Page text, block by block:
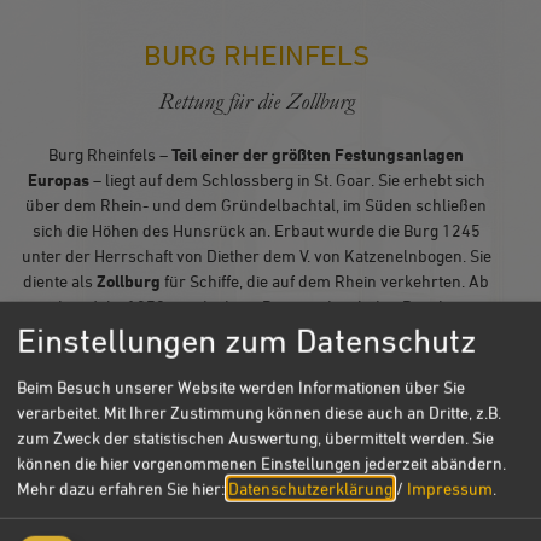
BURG RHEINFELS
Rettung für die Zollburg
Burg Rheinfels –Teil einer der größten Festungsanlagen
Europas– liegt auf dem Schlossberg in St. Goar. Sie erhebt sich
über dem Rhein- und dem Gründelbachtal, im Süden schließen
sich die Höhen des Hunsrück an. Erbaut wurde die Burg 1245
unter der Herrschaft von Diether dem V. von Katzenelnbogen. Sie
diente als Zollburg für Schiffe, die auf dem Rhein verkehrten. Ab
dem Jahr 1370 wurde diese Position durch den Bau der
gegenüberliegenden Burg Neukatzenelnbogen noch verstärkt.
Bis ins 17. Jahrhundert wurde die Burg Rheinfelsstetig
erweitert und zwischenzeitlich zu einem Renaissanceschloss
umgebaut. Immer wieder gab es zwischen den Hessischen
Landgrafschaften Streitigkeiten um den Besitz der Burg. 1796
wurden große Teile der Festung von französischen
Revolutionstruppen zerstört.
Einstellungen zum Datenschutz
Beim Besuch unserer Website werden Informationen über Sie
verarbeitet. Mit Ihrer Zustimmung können diese auch an Dritte, z.B.
zum Zweck der statistischen Auswertung, übermittelt werden. Sie
können die hier vorgenommenen Einstellungen jederzeit abändern.
Mehr dazu erfahren Sie hier: Datenschutzerklärung / Impressum.